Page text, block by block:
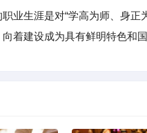
业生涯是对“学高为师、身
着建设成为具有鲜明特色和